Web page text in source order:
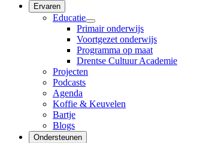
Ervaren
Educatie
Primair onderwijs
Voortgezet onderwijs
Programma op maat
Drentse Cultuur Academie
Projecten
Podcasts
Agenda
Koffie & Keuvelen
Bartje
Blogs
Ondersteunen